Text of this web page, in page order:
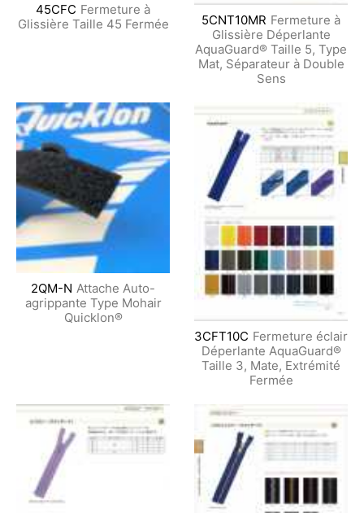
45CFC Fermeture à
Glissière Taille 45 Fermée
5CNT10MR Fermeture à
Glissière Déperlante
AquaGuard® Taille 5, Type
Mat, Séparateur à Double
Sens
2QM-N Attache Auto-
agrippante Type Mohair
Quicklon®
3CFT10C Fermeture éclair
Déperlante AquaGuard®
Taille 3, Mate, Extrémité
Fermée